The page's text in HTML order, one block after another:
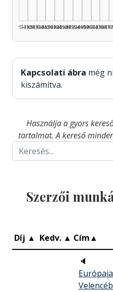
1925–1929
1930–1934
1935–1939
1940–1944
1945–1949
1950–1954
1955–1959
1960–1964
1965–1969
Kapcsolati ábra még
kiszámítva.
Használja a gyors
tartalmat. A kereső
Szerzői
Díj ▲ Kedv. ▲ Cím▲
🔈